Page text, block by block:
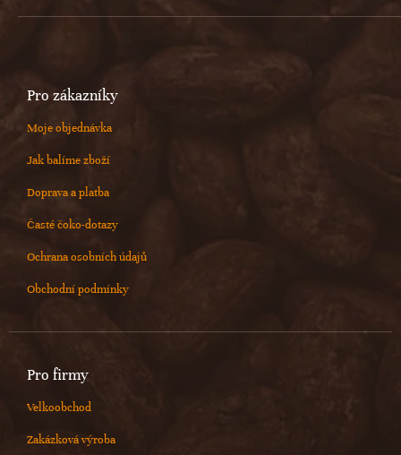
Pro zákazníky
Moje objednávka
Jak balíme zboží
Doprava a platba
Časté čoko-dotazy
Ochrana osobních údajů
Obchodní podmínky
Pro firmy
Velkoobchod
Zakázková výroba